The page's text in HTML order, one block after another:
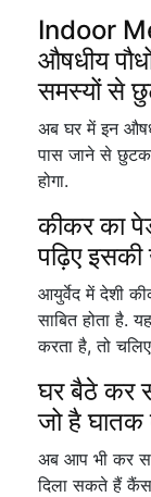
Indoor
औषधीय
समस्यों से
अब घर में इन
पास जाने से
होगा.
कीकर का
पढ़िए
आयुर्वेद में देशी
साबित होता है.
करता है, तो
घर बैठे कर
जो है घातक
अब आप भी कर
दिला सकते हैं